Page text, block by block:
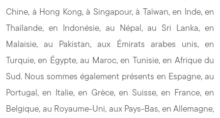
Chine, à Hong Kong, à Singapour, à Taïwan, en Inde, en
Thaïlande, en Indonésie, au Népal, au Sri Lanka, en
Malaisie, au Pakistan, aux Émirats arabes unis, en
Turquie, en Égypte, au Maroc, en Tunisie, en Afrique du
Sud. Nous sommes également présents en Espagne, au
Portugal, en Italie, en Grèce, en Suisse, en France, en
Belgique, au Royaume-Uni, aux Pays-Bas, en Allemagne,